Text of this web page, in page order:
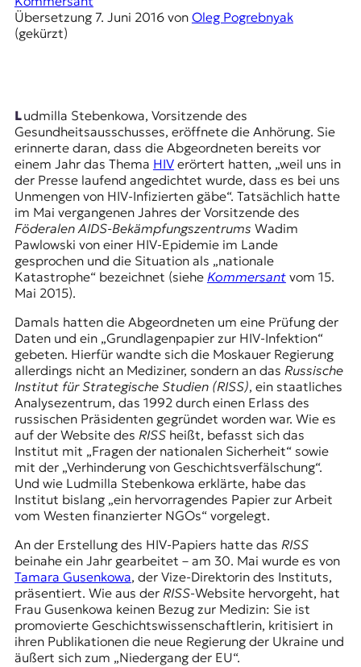
i
s
s
o
u
r
n
a
s
m
u
s
u
n
d
M
e
d
i
e
n
k
o
m
p
e
t
e
n
z
z
u
O
s
t
Übersetzung 7. Juni 2016von Oleg Pogrebnyak
(gekürzt)
Ludmilla Stebenkowa, Vorsitzende des
Gesundheitsausschusses, eröffnete die Anhörung. Sie
erinnerte daran, dass die Abgeordneten bereits vor
einem Jahr das Thema HIVerörtert hatten, „weil uns in
der Presse laufend angedichtet wurde, dass es bei uns
Unmengen von HIV-Infizierten gäbe“. Tatsächlich hatte
im Mai vergangenen Jahres der Vorsitzende des
Föderalen AIDS-Bekämpfungszentrums Wadim
Pawlowski von einer HIV-Epidemie im Lande
gesprochen und die Situation als „nationale
Katastrophe“ bezeichnet (siehe Kommersantvom 15.
Mai 2015).
Damals hatten die Abgeordneten um eine Prüfung der
Daten und ein „Grundlagenpapier zur HIV-Infektion“
gebeten. Hierfür wandte sich die Moskauer Regierung
allerdings nicht an Mediziner, sondern an das Russische
Institut für Strategische Studien (RISS), ein staatliches
Analysezentrum, das 1992 durch einen Erlass des
russischen Präsidenten gegründet worden war. Wie es
auf der Website des RISSheißt, befasst sich das
Institut mit „Fragen der nationalen Sicherheit“ sowie
mit der „Verhinderung von Geschichtsverfälschung“.
Und wie Ludmilla Stebenkowa erklärte, habe das
Institut bislang „ein hervorragendes Papier zur Arbeit
vom Westen finanzierter NGOs“ vorgelegt.
An der Erstellung des HIV-Papiers hatte das RISS
beinahe ein Jahr gearbeitet – am 30. Mai wurde es von
Tamara Gusenkowa, der Vize-Direktorin des Instituts,
präsentiert. Wie aus der RISS-Website hervorgeht, hat
Frau Gusenkowa keinen Bezug zur Medizin: Sie ist
promovierte Geschichtswissenschaftlerin, kritisiert in
ihren Publikationen die neue Regierung der Ukraine und
äußert sich zum „Niedergang der EU“.